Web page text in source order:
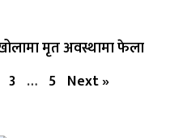
मृत अवस्थामा फेला
3 … 5 Next »